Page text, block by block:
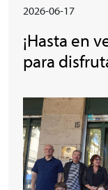
2026-06-17
¡Hasta en
para
Irudia